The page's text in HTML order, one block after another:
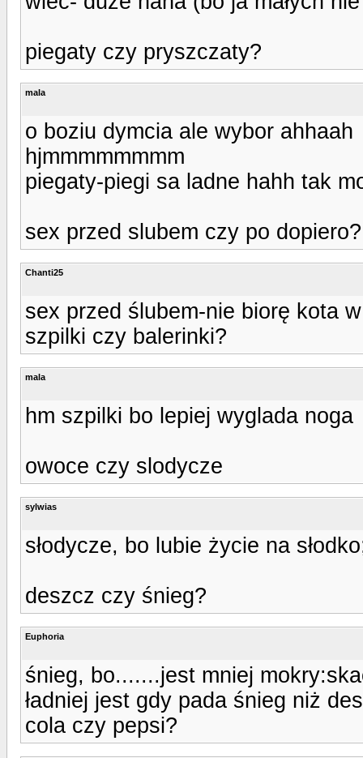
piegaty czy pryszczaty?
mala
o boziu dymcia ale wybor ahhaah
hjmmmmmmmm
piegaty-piegi sa ladne hahh tak
sex przed slubem czy po dopiero?
Chanti25
sex przed ślubem-nie biorę kota
szpilki czy balerinki?
mala
hm szpilki bo lepiej wyglada noga
owoce czy slodycze
sylwias
słodycze, bo lubie życie na
deszcz czy śnieg?
Euphoria
śnieg, bo.......jest mniej
ładniej jest gdy pada śnieg niż
cola czy pepsi?